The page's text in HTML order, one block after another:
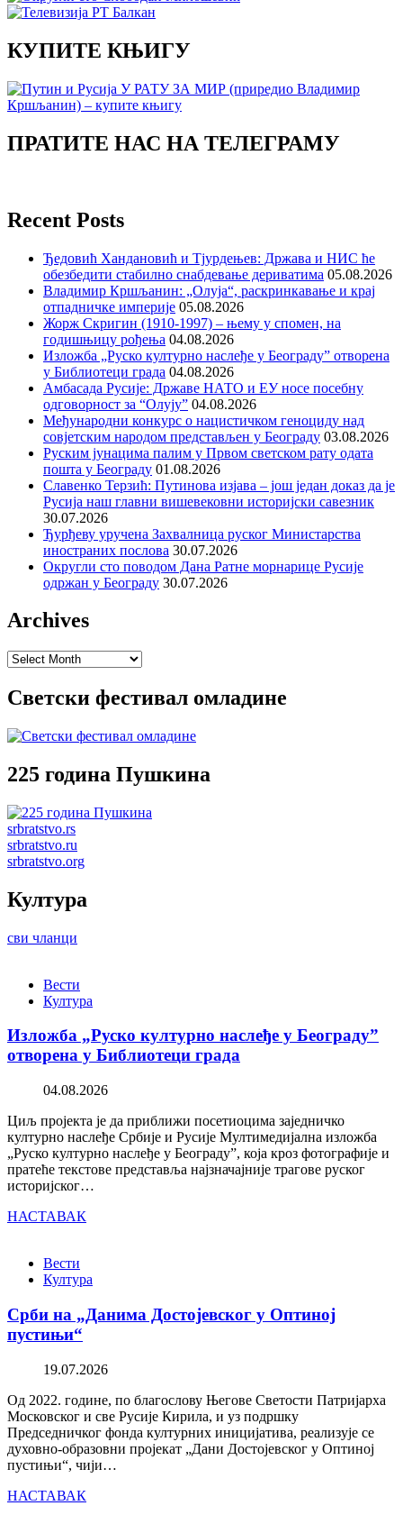
КУПИТЕ КЊИГУ
ПРАТИТЕ НАС НА ТЕЛЕГРАМУ
Recent Posts
Ђедовић Хандановић и Тјурдењев: Држава и НИС ће
обезбедити стабилно снабдевање дериватима 05.08.2026
Владимир Кршљанин: „Олуја“, раскринкавање и крај
отпадничке империје 05.08.2026
Жорж Скригин (1910-1997) – њему у спомен, на
годишњицу рођења 04.08.2026
Изложба „Руско културно наслеђе у Београду” отворена
у Библиотеци града 04.08.2026
Амбасада Русије: Државе НАТО и ЕУ носе посебну
одговорност за “Олују” 04.08.2026
Међународни конкурс о нацистичком геноциду над
совјетским народом представљен у Београду 03.08.2026
Руским јунацима палим у Првом светском рату одата
пошта у Београду 01.08.2026
Славенко Терзић: Путинова изјава – још један доказ да је
Русија наш главни вишевековни историјски савезник
30.07.2026
Ђурђеву уручена Захвалница руског Министарства
иностраних послова 30.07.2026
Округли сто поводом Дана Ратне морнарице Русије
одржан у Београду 30.07.2026
Archives
Archives
Светски фестивал омладине
225 година Пушкина
srbratstvo.rs
srbratstvo.ru
srbratstvo.org
Култура
сви чланци
Вести
Култура
Изложба „Руско културно наслеђе у Београду”
отворена у Библиотеци града
04.08.2026
Циљ пројекта је да приближи посетиоцима заједничко
културно наслеђе Србије и Русије Мултимедијална изложба
„Руско културно наслеђе у Београду”, која кроз фотографије и
пратеће текстове представља најзначајније трагове руског
историјског…
НАСТАВАК
Вести
Култура
Срби на „Данима Достојевског у Оптиној
пустињи“
19.07.2026
Од 2022. године, по благослову Његове Светости Патријарха
Московског и све Русије Кирила, и уз подршку
Председничког фонда културних иницијатива, реализује се
духовно-образовни пројекат „Дани Достојевског у Оптиној
пустињи“, чији…
НАСТАВАК